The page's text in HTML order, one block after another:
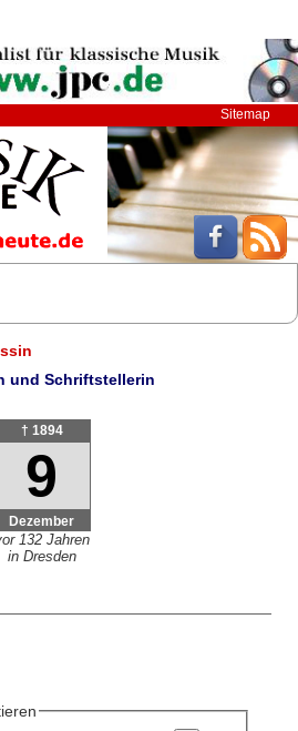
Sitemap
und Schriftstellerin
† 1894
9
Dezember
132 Jahren
in Dresden